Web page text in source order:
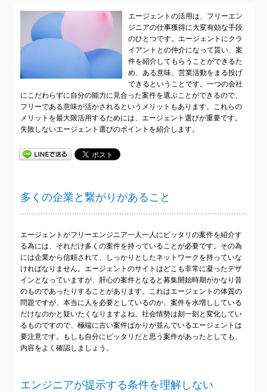
エージェントの活用は、フリーエン
ジニアの仕事獲得に大変有効な手段
のひとつです。エージェントにクラ
イアントとの仲介になって貰い、案
件を紹介してもらうことができるた
め、ある意味、営業活動をまる投げ
できるということです。一つの会社
にこだわらずに自分の能力に見合った案件を選ぶことができるので、
フリーである意味が活かされるというメリットもあります。これらの
メリットを最大限活用するためには、エージェント選びが重要です。
失敗しないエージェント選びのポイントを紹介します。
多くの企業と繋がりがあること
エージェントがフリーエンジニア一人一人にピッタリの案件を紹介す
る為には、それだけ多くの案件を持っていることが必要です。その為
には企業から信頼されて、しっかりとしたネットワークを持っていな
ければなりません。エージェントのサイトはどこも非常に凝ったデザ
インとなっていますが、肝心の案件となると募集開始時期がかなり昔
のものであったりすることがあります。これはエージェントの体質の
問題ですが、本当に人を必要としているのか、案件を水増ししている
だけなのかと疑いたくなりますよね。社会情勢は刻一刻と変化してい
るものですので、極端に古い案件ばかりが並んでいるエージェントは
要注意です。もしも自分にピッタリだと思う案件があったとしても、
内容をよく確認しましょう。
エンジニアが提示する条件を理解しない